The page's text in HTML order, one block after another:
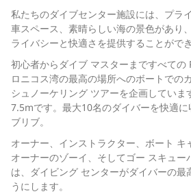
私たちのダイブセンター施設には、プラ
車スペース、素晴らしい海の景色があり
ライバシーと快適さを提供することがで
初心者からダイブ マスターまですべての
ロニコス湾の最高の場所へのボートでの
シュノーケリング ツアーを企画していま
7.5mです。最大10名のダイバーを快適
ブリブ。
オーナー、インストラクター、ボート キ
オーナーのゾーイ、そしてゴー スキュー
は、ダイビング センターがダイバーの最
うにします。